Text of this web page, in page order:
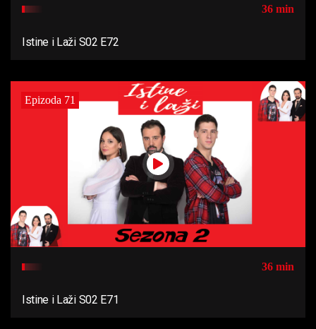
36 min
Istine i Laži S02 E72
Epizoda 71
36 min
Istine i Laži S02 E71